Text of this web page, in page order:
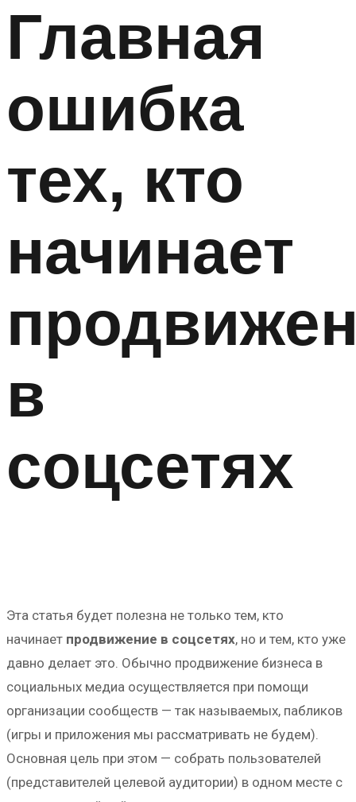
Главная
ошибка
тех, кто
начинает
в
соцсетях
Эта статья будет полезна не только тем, кто
начинает продвижение в соцсетях, но и тем, кто уже
давно делает это. Обычно продвижение бизнеса в
социальных медиа осуществляется при помощи
организации сообществ — так называемых, пабликов
(игры и приложения мы рассматривать не будем).
Основная цель при этом — собрать пользователей
(представителей целевой аудитории) в одном месте с